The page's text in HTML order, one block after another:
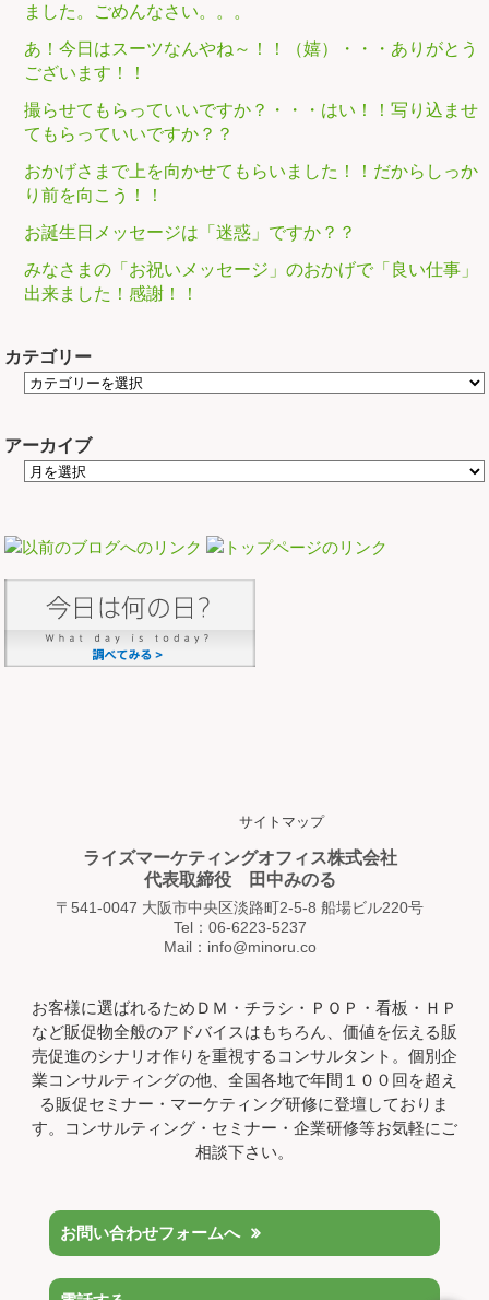
ました。ごめんなさい。。。
あ！今日はスーツなんやね～！！（嬉）・・・ありがとう
ございます！！
撮らせてもらっていいですか？・・・はい！！写り込ませ
てもらっていいですか？？
おかげさまで上を向かせてもらいました！！だからしっか
り前を向こう！！
お誕生日メッセージは「迷惑」ですか？？
みなさまの「お祝いメッセージ」のおかげで「良い仕事」
出来ました！感謝！！
カテゴリー
アーカイブ
サイトマップ
ライズマーケティングオフィス株式会社
代表取締役 田中みのる
〒541-0047 大阪市中央区淡路町2-5-8 船場ビル220号
Tel：06-6223-5237
Mail：info@minoru.co
お客様に選ばれるためＤＭ・チラシ・ＰＯＰ・看板・ＨＰ
など販促物全般のアドバイスはもちろん、価値を伝える販
売促進のシナリオ作りを重視するコンサルタント。個別企
業コンサルティングの他、全国各地で年間１００回を超え
る販促セミナー・マーケティング研修に登壇しておりま
す。コンサルティング・セミナー・企業研修等お気軽にご
相談下さい。
お問い合わせフォームへ